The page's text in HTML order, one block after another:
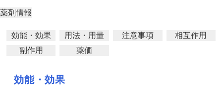
薬剤情報
効能・効果 用法・用量 注意事項
相互作用
副作用
薬価
効能・効果